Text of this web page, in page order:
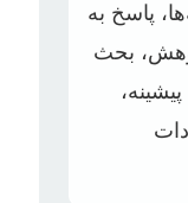
پاسخ به
بحث